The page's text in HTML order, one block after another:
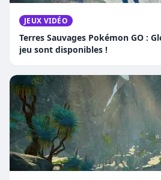
JEUX VIDÉO
Terres Sauvages Pokémon GO :
jeu sont disponibles !